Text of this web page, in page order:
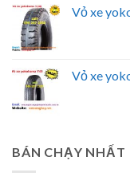
Vỏ xe
Vỏ xe
BÁN CHẠY NHẤT